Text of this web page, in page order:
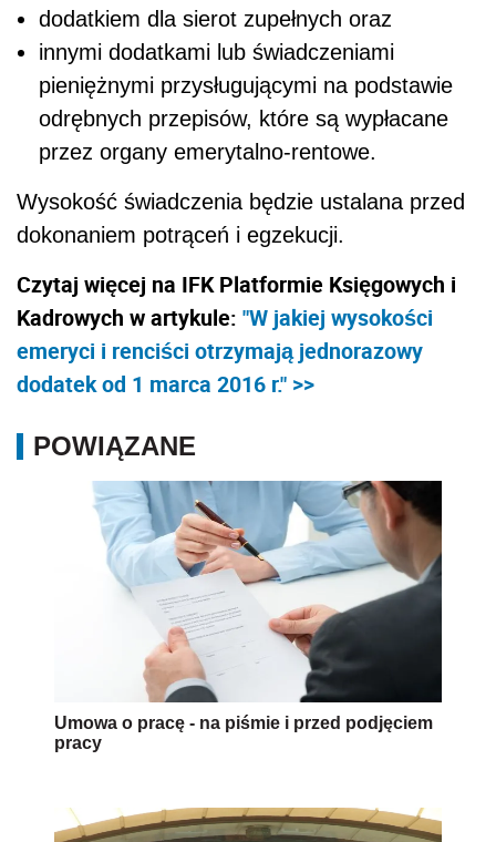
dodatkiem dla sierot zupełnych oraz
innymi dodatkami lub świadczeniami
pieniężnymi przysługującymi na podstawie
odrębnych przepisów, które są wypłacane
przez organy emerytalno-rentowe.
Wysokość świadczenia będzie ustalana przed
dokonaniem potrąceń i egzekucji.
Czytaj więcej na IFK Platformie Księgowych i
Kadrowych w artykule: "W jakiej wysokości
emeryci i renciści otrzymają jednorazowy
dodatek od 1 marca 2016 r." >>
POWIĄZANE
Umowa o pracę - na piśmie i przed podjęciem
pracy